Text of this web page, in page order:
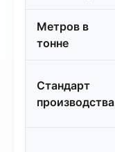
Метров в
тонне
Стандарт
производства